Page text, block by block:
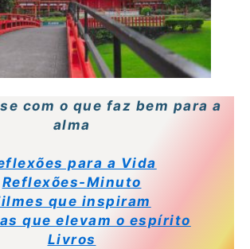
com o que faz bem para a
alma
para a Vida
Reflexões-Minuto
que inspiram
que elevam o espírito
Livros